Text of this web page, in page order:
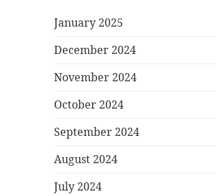
January 2025
December 2024
November 2024
October 2024
September 2024
August 2024
July 2024